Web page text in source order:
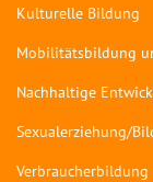
Kulturelle Bildung
Mobilitätsbildung
Nachhaltige
Sexualerziehung/
Verbraucherbildung